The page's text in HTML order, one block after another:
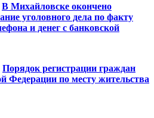
В Михайловске окончено
уголовного дела по факту
и денег с банковской
Порядок регистрации граждан
Федерации по месту жительства